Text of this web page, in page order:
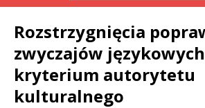
Rozstrzygnięcia
zwyczajów
kryterium autorytetu
kulturalnego